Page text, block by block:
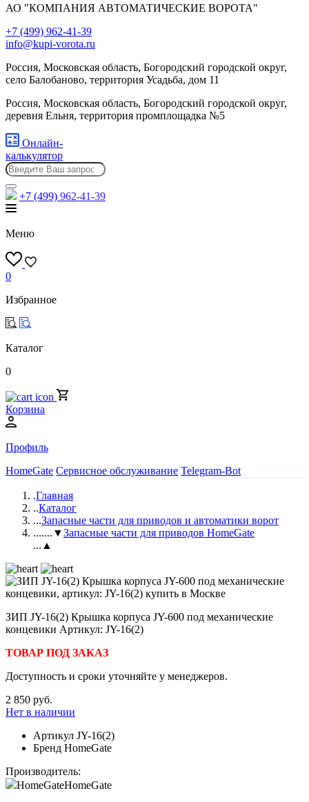
АО "КОМПАНИЯ АВТОМАТИЧЕСКИЕ ВОРОТА"
+7 (499) 962-41-39
info@kupi-vorota.ru
Россия, Московская область, Богородский городской округ,
село Балобаново, территория Усадьба, дом 11
Россия, Московская область, Богородский городской округ,
деревня Ельня, территория промплощадка №5
Онлайн-
калькулятор
+7 (499) 962-41-39
Меню
0
Избранное
Каталог
0
Корзина
Профиль
HomeGate Сервисное обслуживание Telegram-Bot
.Главная
..Каталог
...Запасные части для приводов и автоматики ворот
.......▼Запасные части для приводов HomeGate
...▲
ЗИП JY-16(2) Крышка корпуса JY-600 под механические
концевики Артикул: JY-16(2)
ТОВАР ПОД ЗАКАЗ
Доступность и сроки уточняйте у менеджеров.
2 850 руб.
Нет в наличии
Артикул JY-16(2)
Бренд HomeGate
Производитель:
HomeGateHomeGate